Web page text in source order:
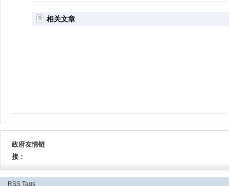
相关文章
政府友情链
接：
RSS Tags